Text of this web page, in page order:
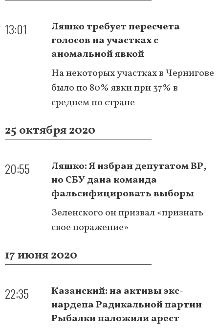
13:01
Ляшко требует пересчета
голосов на участках с
аномальной явкой
На некоторых участках в Чернигове
было по 80% явки при 37% в
среднем по стране
25 октября 2020
20:55
Ляшко: Я избран депутатом ВР,
но СБУ дана команда
фальсифицировать выборы
Зеленского он призвал «признать
свое поражение»
17 июня 2020
22:35
Казанский: на активы экс-
нардепа Радикальной партии
Рыбалки наложили арест